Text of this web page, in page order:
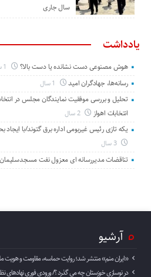
سال جاری
یادداشت
هوش مصنوعی دست نشانده یا دست بالا؟
رسانه‌ها، جهادگران امید
تحلیل و بررسی موفقیت نمایندگان مجلس در
انتخابات اهواز
2 سال
یکه تازی رئیس غیربومی اداره برق گتوند/با
3 سال
تناقضات مدیررسانه ای معزول نفت مسجدسلیمان
آرشیو
«ایران منم» منتشر شد؛ روایت حماسه، مقاومت و هویت
در نوسازی خوزستان چه می گذرد ؟/ ورودی فوری نهادهای